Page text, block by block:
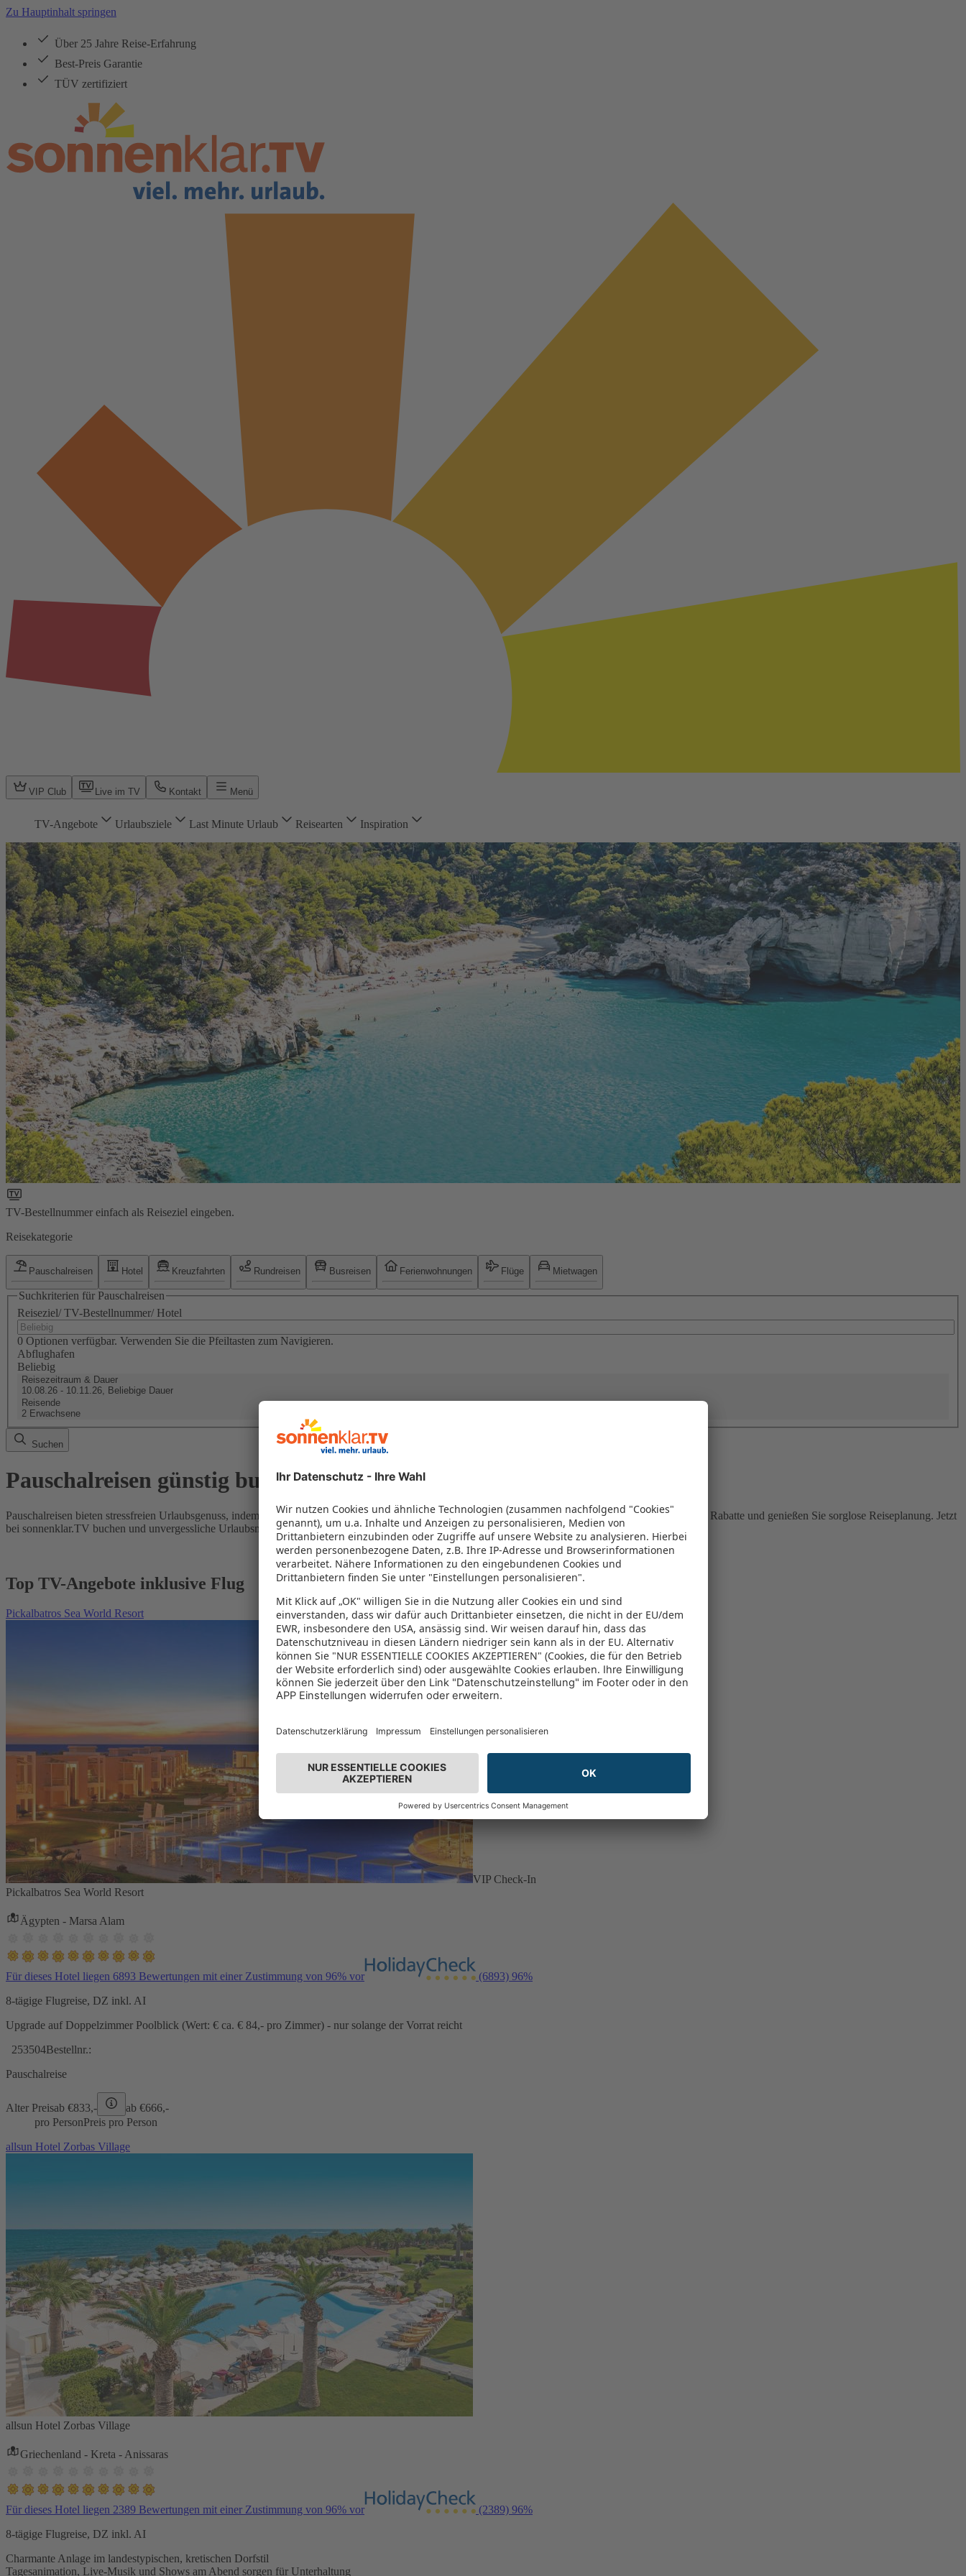
Zu Hauptinhalt springen
Über 25 Jahre Reise-Erfahrung
Best-Preis Garantie
TÜV zertifiziert
VIP Club Live im TV Kontakt Menü
TV-Angebote Urlaubsziele Last Minute Urlaub Reisearten Inspiration
TV-Bestellnummer einfach als Reiseziel eingeben.
Reisekategorie
Pauschalreisen Hotel Kreuzfahrten Rundreisen Busreisen Ferienwohnungen Flüge Mietwagen
Suchkriterien für Pauschalreisen
Reiseziel/ TV-Bestellnummer/ Hotel
0 Optionen verfügbar. Verwenden Sie die Pfeiltasten zum Navigieren.
Abflughafen
Beliebig
Reisezeitraum & Dauer
10.08.26 - 10.11.26, Beliebige Dauer
Reisende
2 Erwachsene
Suchen
Pauschalreisen günstig buchen
Pauschalreisen bieten stressfreien Urlaubsgenuss, indem Flug und Hotel in einem Paket kombiniert werden – das spart Zeit und Geld. Nutzen Sie attraktive Rabatte und genießen Sie sorglose Reiseplanung. Jetzt
bei sonnenklar.TV buchen und unvergessliche Urlaubsmomente erleben!
Top TV-Angebote inklusive Flug
Pickalbatros Sea World Resort
VIP Check-In
Pickalbatros Sea World Resort
Ägypten - Marsa Alam
Für dieses Hotel liegen 6893 Bewertungen mit einer Zustimmung von 96% vor (6893) 96%
8-tägige Flugreise, DZ inkl. AI
Upgrade auf Doppelzimmer Poolblick (Wert: € ca. € 84,- pro Zimmer) - nur solange der Vorrat reicht
253504Bestellnr.:
Pauschalreise
Alter Preisab €833,- ab €666,-
pro PersonPreis pro Person
allsun Hotel Zorbas Village
allsun Hotel Zorbas Village
Griechenland - Kreta - Anissaras
Für dieses Hotel liegen 2389 Bewertungen mit einer Zustimmung von 96% vor (2389) 96%
8-tägige Flugreise, DZ inkl. AI
Charmante Anlage im landestypischen, kretischen Dorfstil
Tagesanimation, Live-Musik und Shows am Abend sorgen für Unterhaltung